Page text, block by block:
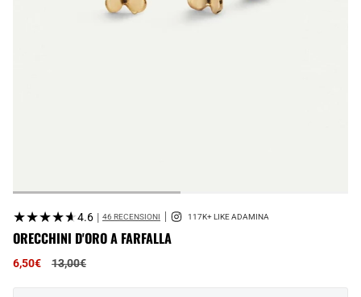
★★★★★
★★★★★4.6 | 46 RECENSIONI
ORECCHINI D'ORO A FARFALLA
6,50€
Prezzo
13,00€